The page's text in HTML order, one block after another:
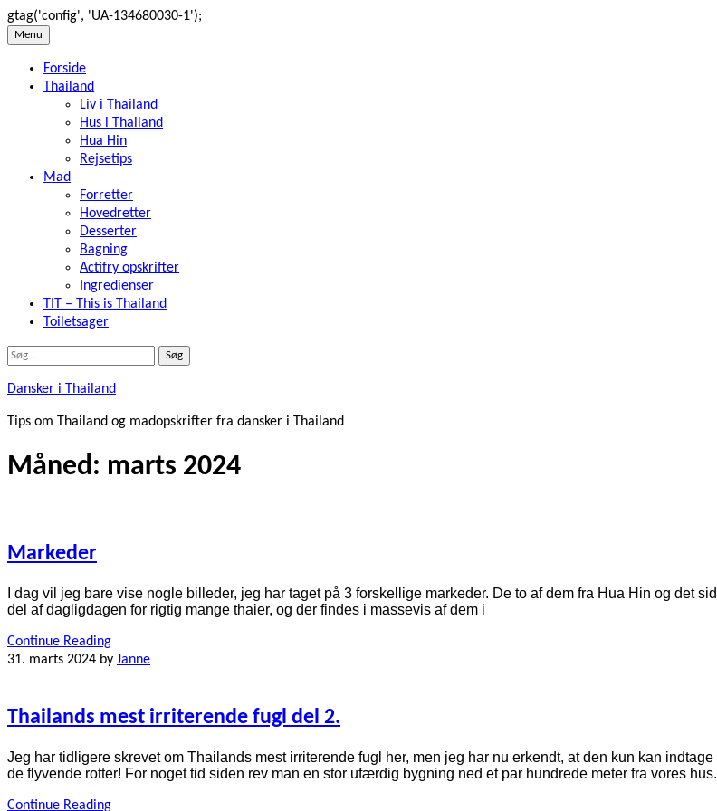
gtag('config', 'UA-134680030-1');
Skip
content
Menu
Forside
Thailand
Liv i Thailand
Hus i Thailand
Hua Hin
Rejsetips
Mad
Forretter
Hovedretter
Desserter
Bagning
Actifry opskrifter
Ingredienser
TIT – This is Thailand
Toiletsager
Søg
Dansker i Thailand
Tips om Thailand og madopskrifter fra dansker i Thailand
Måned: marts 2024
Markeder
I dag vil jeg bare vise nogle billeder, jeg har taget på 3 forskellige markeder. De to af dem fra Hua Hin og det
del af dagligdagen for rigtig mange thaier, og der findes i massevis af dem i
Continue Reading
31. marts 2024 by Janne
Thailands mest irriterende fugl del 2.
Jeg har tidligere skrevet om Thailands mest irriterende fugl her, men jeg har nu erkendt, at den kun kan
de flyvende rotter! For noget tid siden rev man en stor ufærdig bygning ned et par hundrede meter fra vores hus.
Continue Reading